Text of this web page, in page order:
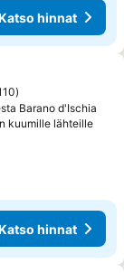
hinnat
Barano d'Ischia
kuumille lähteille
hinnat